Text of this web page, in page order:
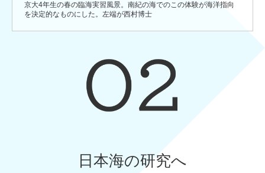
京大4年生の春の臨海実習風景。南紀の海でのこの体験が海洋指向
を決定的なものにした。左端が西村博士
日本海の研究へ